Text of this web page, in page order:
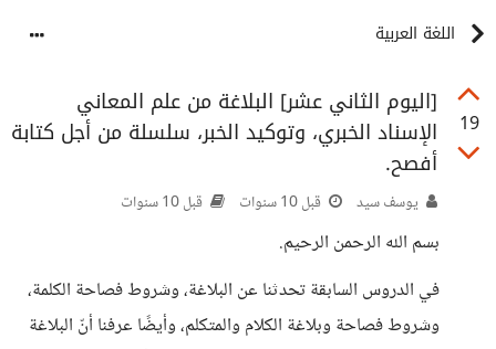
اللغة العربية
19
[اليوم الثاني عشر] البلاغة من علم المعاني
الإسناد الخبري، وتوكيد الخبر، سلسلة من أجل كتابة
أفصح.
يوسف سيد قبل 10 سنوات قبل 10 سنوات
بسم الله الرحمن الرحيم.
في الدروس السابقة تحدثنا عن البلاغة، وشروط فصاحة الكلمة،
وشروط فصاحة وبلاغة الكلام والمتكلم، وأيضًا عرفنا أنّ البلاغة